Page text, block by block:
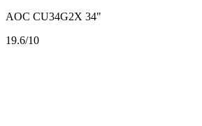
AOC CU34G2X 34"
19.6/10